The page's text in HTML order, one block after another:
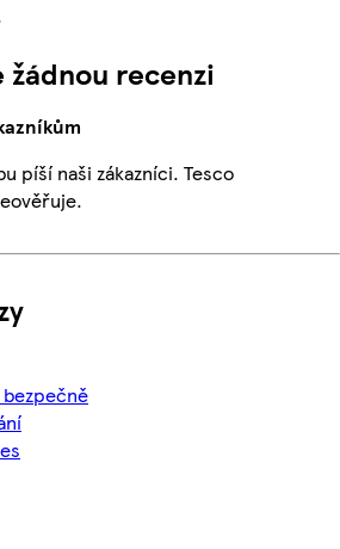
žádnou recenzi
píší naši zákazníci. Tesco